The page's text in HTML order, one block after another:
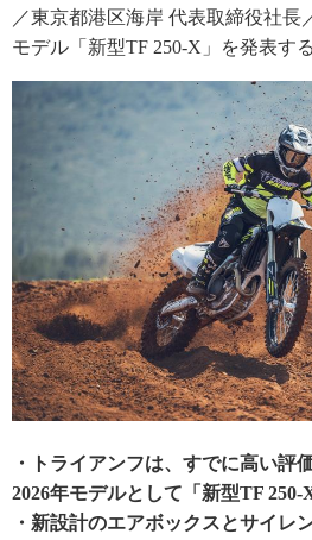
／東京都港区海岸 代表取締役社長
モデル「新型TF 250-X」を発表す
・トライアンフは、すでに高い評
2026年モデルとして「新型TF 250-
・新設計のエアボックスとサイレ